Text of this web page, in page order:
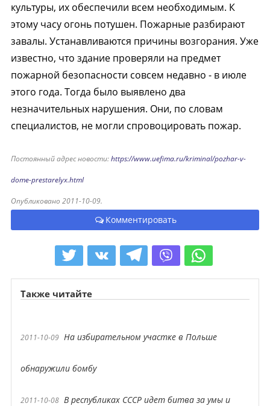
культуры, их обеспечили всем необходимым. К
этому часу огонь потушен. Пожарные разбирают
завалы. Устанавливаются причины возгорания. Уже
известно, что здание проверяли на предмет
пожарной безопасности совсем недавно - в июле
этого года. Тогда было выявлено два
незначительных нарушения. Они, по словам
специалистов, не могли спровоцировать пожар.
Постоянный адрес новости:https://www.uefima.ru/kriminal/pozhar-v-
dome-prestarelyx.html
Опубликовано 2011-10-09.
Комментировать
Также читайте
2011-10-09 На избирательном участке в Польше
обнаружили бомбу
2011-10-08 В республиках СССР идет битва за умы и